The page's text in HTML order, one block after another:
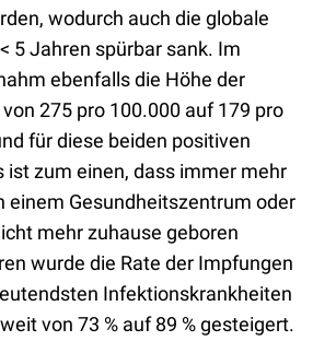
wodurch auch die globale
5 Jahren spürbar sank. Im
ebenfalls die Höhe der
275 pro 100.000 auf 179 pro
für diese beiden positiven
ist zum einen, dass immer mehr
einem Gesundheitszentrum oder
mehr zuhause geboren
wurde die Rate der Impfungen
Infektionskrankheiten
von 73 % auf 89 % gesteigert.